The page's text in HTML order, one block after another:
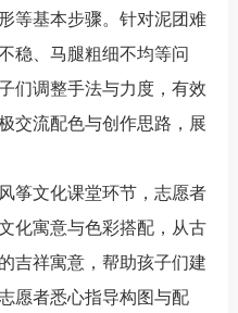
等基本步骤。针对泥团难
稳、马腿粗细不均等问
们调整手法与力度，有效
交流配色与创作思路，展
文化课堂环节，志愿者
化寓意与色彩搭配，从古
吉祥寓意，帮助孩子们建
愿者悉心指导构图与配